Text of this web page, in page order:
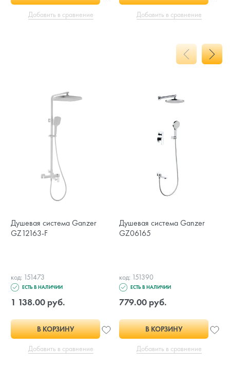
Добавить в сравнение Добавить в сравнение
Душевая система Ganzer
GZ12163-F
код: 151473
ЕСТЬ В НАЛИЧИИ
1 138.00 руб.
В КОРЗИНУ
Добавить в сравнение
Душевая система Ganzer
GZ06165
код: 151390
ЕСТЬ В НАЛИЧИИ
779.00 руб.
В КОРЗИНУ
Добавить в сравнение